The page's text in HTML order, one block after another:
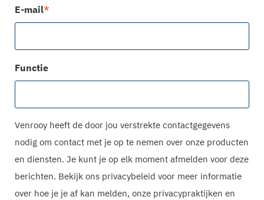
E-mail*
Functie
Venrooy heeft de door jou verstrekte contactgegevens
nodig om contact met je op te nemen over onze producten
en diensten. Je kunt je op elk moment afmelden voor deze
berichten. Bekijk ons privacybeleid voor meer informatie
over hoe je je af kan melden, onze privacypraktijken en